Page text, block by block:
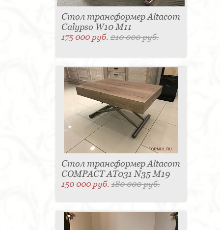
Стол трансформер Altacom
Calypso W10 M11
175 000 руб.210 000 руб.
Стол трансформер Altacom
COMPACT AT031 N35 M19
150 000 руб.180 000 руб.